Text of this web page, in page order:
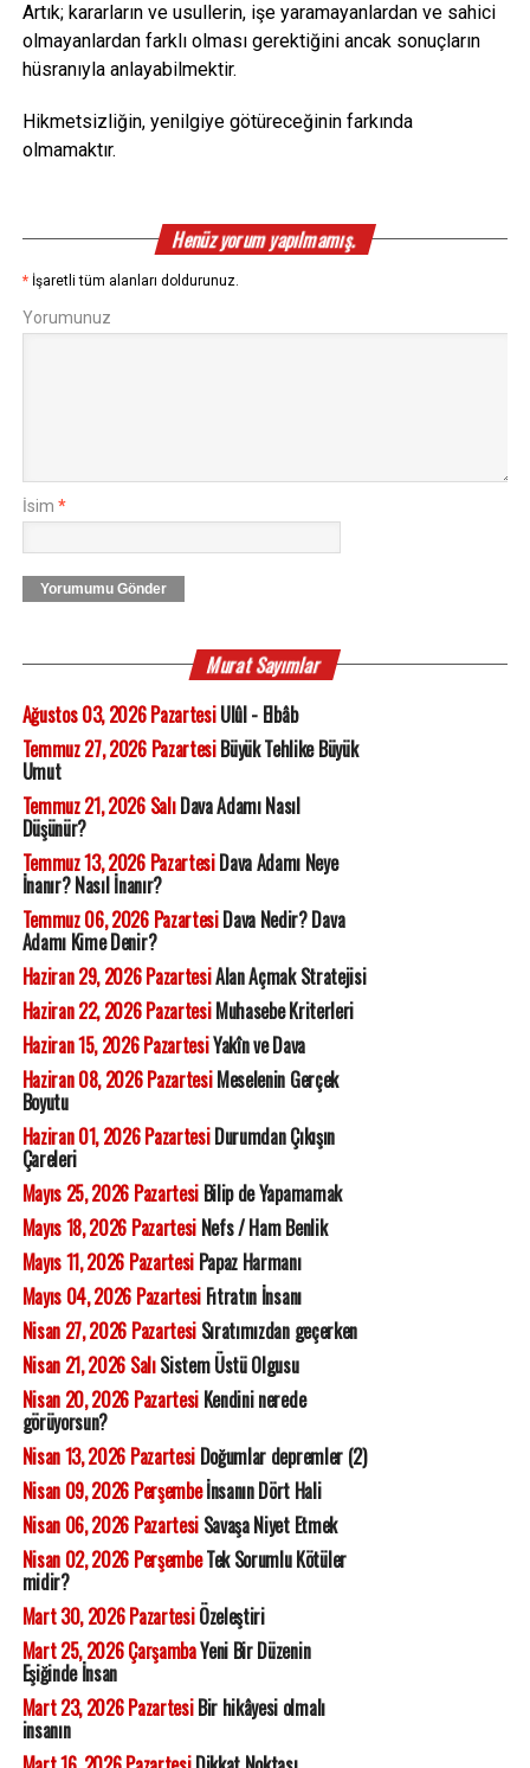
Artık; kararların ve usullerin, işe yaramayanlardan ve sahici
olmayanlardan farklı olması gerektiğini ancak sonuçların
hüsranıyla anlayabilmektir.
Hikmetsizliğin, yenilgiye götüreceğinin farkında
olmamaktır.
Henüz yorum yapılmamış.
* İşaretli tüm alanları doldurunuz.
Yorumunuz
İsim *
Yorumumu Gönder
Murat Sayımlar
Ağustos 03, 2026 PazartesiUlûl - Elbâb
Temmuz 27, 2026 PazartesiBüyük Tehlike Büyük
Umut
Temmuz 21, 2026 SalıDava Adamı Nasıl
Düşünür?
Temmuz 13, 2026 PazartesiDava Adamı Neye
İnanır? Nasıl İnanır?
Temmuz 06, 2026 PazartesiDava Nedir? Dava
Adamı Kime Denir?
Haziran 29, 2026 PazartesiAlan Açmak Stratejisi
Haziran 22, 2026 PazartesiMuhasebe Kriterleri
Haziran 15, 2026 PazartesiYakîn ve Dava
Haziran 08, 2026 PazartesiMeselenin Gerçek
Boyutu
Haziran 01, 2026 PazartesiDurumdan Çıkışın
Çareleri
Mayıs 25, 2026 PazartesiBilip de Yapamamak
Mayıs 18, 2026 PazartesiNefs / Ham Benlik
Mayıs 11, 2026 PazartesiPapaz Harmanı
Mayıs 04, 2026 PazartesiFıtratın İnsanı
Nisan 27, 2026 PazartesiSıratımızdan geçerken
Nisan 21, 2026 SalıSistem Üstü Olgusu
Nisan 20, 2026 PazartesiKendini nerede
görüyorsun?
Nisan 13, 2026 PazartesiDoğumlar depremler (2)
Nisan 09, 2026 Perşembeİnsanın Dört Hali
Nisan 06, 2026 PazartesiSavaşa Niyet Etmek
Nisan 02, 2026 PerşembeTek Sorumlu Kötüler
midir?
Mart 30, 2026 PazartesiÖzeleştiri
Mart 25, 2026 ÇarşambaYeni Bir Düzenin
Eşiğinde İnsan
Mart 23, 2026 PazartesiBir hikâyesi olmalı
insanın